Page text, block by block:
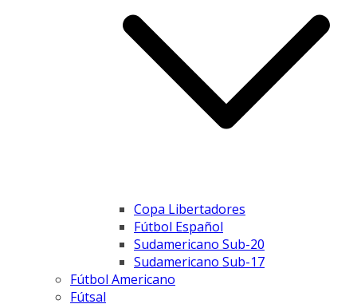
Copa Libertadores
Fútbol Español
Sudamericano Sub-20
Sudamericano Sub-17
Fútbol Americano
Fútsal